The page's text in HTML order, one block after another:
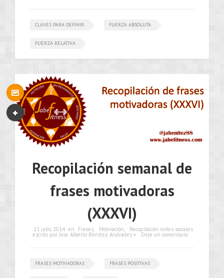
CLAVES PARA DEFINIR FUERZA ABSOLUTA
FUERZA RELATIVA
Recopilación semanal de
frases motivadoras
(XXXVI)
11 julio, 2014 en Frases, Motivación, Recopilación redes sociales
escrito por Jose Alberto Benítez Andrades • Deje un comentario
FRASES MOTIVADORAS FRASES POSITIVAS